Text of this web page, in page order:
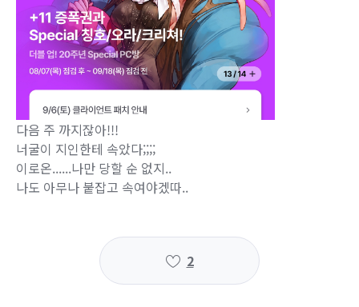
다음 주 까지잖아!!!
너굴이 지인한테 속았다;;;;
이로온......나만 당할 순 없지..
나도 아무나 붙잡고 속여야겠따..
2